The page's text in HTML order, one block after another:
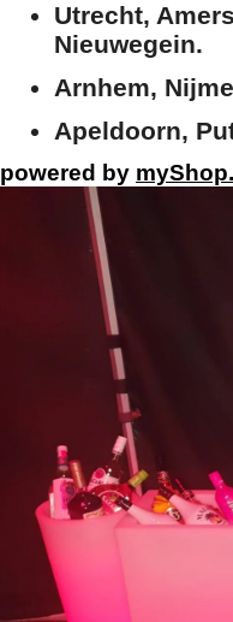
Utrecht,
Nieuwegein.
Arnhem,
Apeldoorn,
powered by